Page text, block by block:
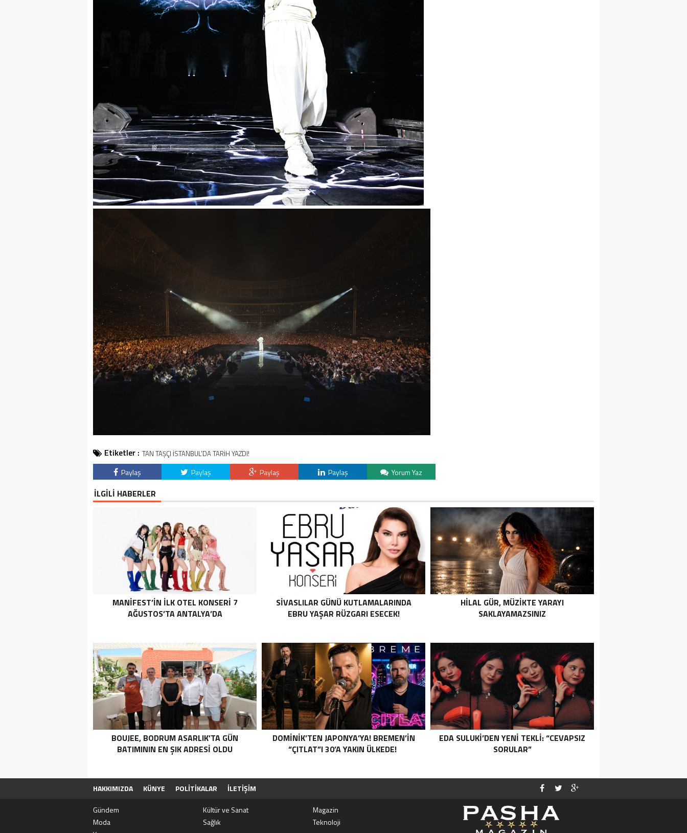
Etiketler : TAN TAŞÇI İSTANBUL’DA TARİH YAZDI!
Paylaş Paylaş Paylaş Paylaş Yorum Yaz
İLGİLİ HABERLER
MANİFEST’İN İLK OTEL KONSERİ 7
AĞUSTOS’TA ANTALYA’DA
SİVASLILAR GÜNÜ KUTLAMALARINDA
EBRU YAŞAR RÜZGARI ESECEK!
HİLAL GÜR, MÜZİKTE YARAYI
SAKLAYAMAZSINIZ
BOUJEE, BODRUM ASARLIK’TA GÜN
BATIMININ EN ŞIK ADRESI OLDU
DOMINIK’TEN JAPONYA’YA! BREMEN’IN
“ÇITLAT”I 30’A YAKIN ÜLKEDE!
EDA SULUKI’DEN YENI TEKLI: “CEVAPSIZ
SORULAR”
HAKKIMIZDA KÜNYE POLITIKALAR
İLETIŞIM
Gündem
Kültür ve Sanat
Magazin
Moda
Sağlık
Teknoloji